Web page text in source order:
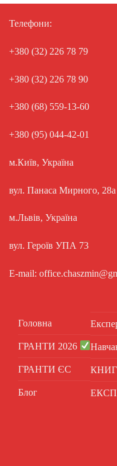
Телефони:
+380 (32) 226 78 79
+380 (32) 226 78 90
+380 (68) 559-13-60
+380 (95) 044-42-01
м.Київ, Україна
вул. Панаса Мирного, 28а
м.Львів, Україна
вул. Героїв УПА 73
E-mail:
Головна
ГРАНТИ 2026
ГРАНТИ ЄС
Блог